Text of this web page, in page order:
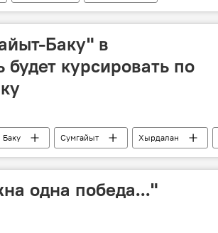
Университет
конференция
Баку" в
курсировать по
Баку Сумгайыт Хырдалан
Железная дорога
Пассажир
одна победа..."